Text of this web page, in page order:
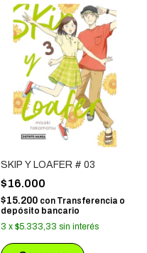
SKIP Y LOAFER # 03
$16.000
$15.200 con Transferencia o
depósito bancario
3 x $5.333,33 sin interés